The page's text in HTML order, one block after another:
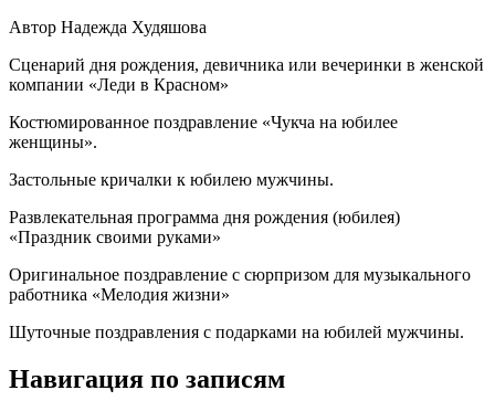
Автор Надежда Худяшова
Сценарий дня рождения, девичника или вечеринки в женской
компании «Леди в Красном»
Костюмированное поздравление «Чукча на юбилее
женщины».
Застольные кричалки к юбилею мужчины.
Развлекательная программа дня рождения (юбилея)
«Праздник своими руками»
Оригинальное поздравление с сюрпризом для музыкального
работника «Мелодия жизни»
Шуточные поздравления с подарками на юбилей мужчины.
Навигация по записям